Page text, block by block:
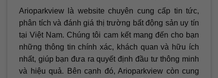
Arioparkview là website chuyên cung cấp tin tức,
phân tích và đánh giá thị trường bất động sản uy tín
tại Việt Nam. Chúng tôi cam kết mang đến cho bạn
những thông tin chính xác, khách quan và hữu ích
nhất, giúp bạn đưa ra quyết định đầu tư thông minh
và hiệu quả. Bên cạnh đó, Arioparkview còn cung